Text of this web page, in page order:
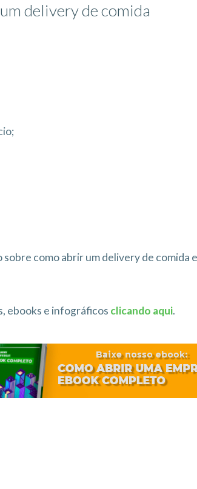
delivery de comida
como abrir um delivery de comida
ebooks e infográficos clicando aqui.